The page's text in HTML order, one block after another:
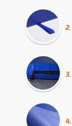
2.
3.
4.